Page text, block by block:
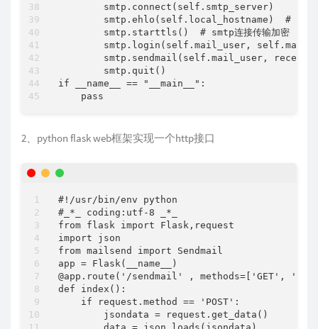
        smtp.connect(self.smtp_server)
smtp.ehlo(self.local_hostname)  # 使用
        smtp.starttls()  # smtp连接传输加密
smtp.login(self.mail_user,
smtp.sendmail(self.mail_user,
        smtp.quit()
if __name__ == "__main__":
2、python flask web框架实现一个http接口
#!/usr/bin/env python
#_*_ coding:utf-8 _*_
from flask import Flask,request
import json
from mailsend import Sendmail
app = Flask(__name__)
@app.route('/sendmail' , methods=['GET',
def index():
    if request.method == 'POST':
        jsondata = request.get_data()
        data = json.loads(jsondata)